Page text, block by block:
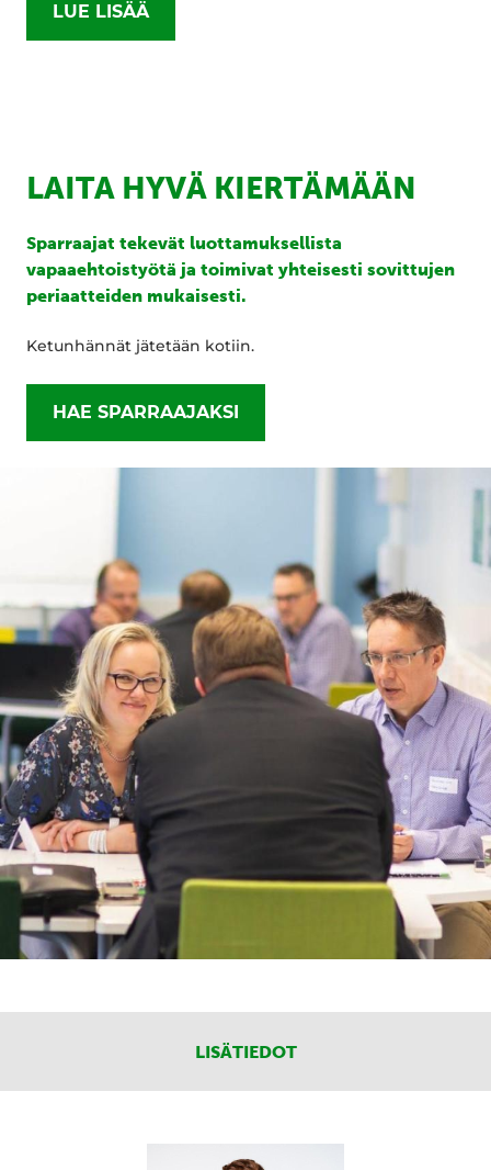
LUE LISÄÄ
LAITA HYVÄ KIERTÄMÄÄN
Sparraajat tekevät luottamuksellista
vapaaehtoistyötä ja toimivat yhteisesti sovittujen
periaatteiden mukaisesti.
Ketunhännät jätetään kotiin.
HAE SPARRAAJAKSI
LISÄTIEDOT